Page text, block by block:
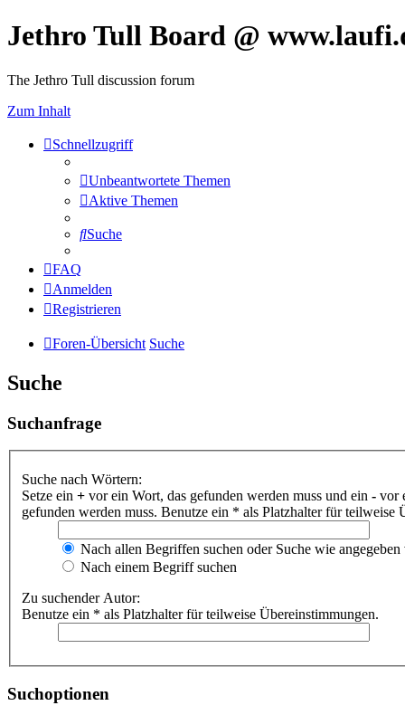
Jethro Tull Board @
The Jethro Tull discussion forum
Zum Inhalt
Schnellzugriff
Unbeantwortete Themen
Aktive Themen
Suche
FAQ
Anmelden
Registrieren
Foren-Übersicht Suche
Suche
Suchanfrage
Suche nach Wörtern:
Setze ein + vor ein Wort, das gefunden werden muss und ein - vor
gefunden werden muss. Benutze ein * als Platzhalter für teilweise
Nach allen Begriffen suchen oder Suche wie angegeben
Nach einem Begriff suchen
Zu suchender Autor:
Benutze ein * als Platzhalter für teilweise Übereinstimmungen.
Suchoptionen